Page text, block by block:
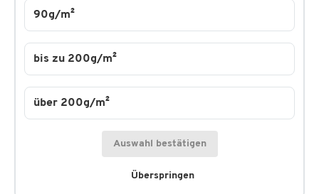
Überspringen
90g/m²
bis zu 200g/m²
über 200g/m²
Auswahl bestätigen